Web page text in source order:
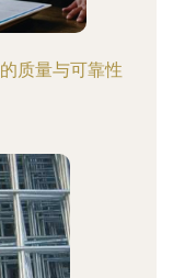
质量与可靠性